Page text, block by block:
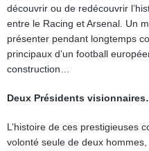
découvrir ou de redécouvrir
entre le Racing et Arsenal. Un
présenter pendant longtemps
principaux d’un football
construction…
Deux Présidents
L’histoire de ces prestigieuses
volonté seule de deux